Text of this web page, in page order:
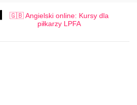
🇬🇧 Angielski online: Kursy dla
piłkarzy LPFA